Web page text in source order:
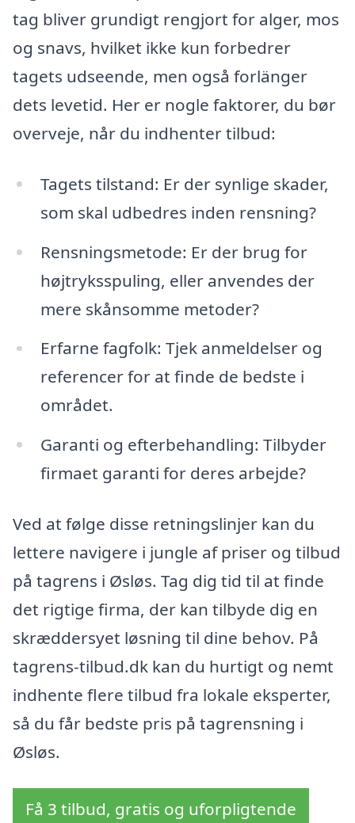
tag bliver grundigt rengjort for alger, mos
og snavs, hvilket ikke kun forbedrer
tagets udseende, men også forlänger
dets levetid. Her er nogle faktorer, du bør
overveje, når du indhenter tilbud:
Tagets tilstand: Er der synlige skader,
som skal udbedres inden rensning?
Rensningsmetode: Er der brug for
højtryksspuling, eller anvendes der
mere skånsomme metoder?
Erfarne fagfolk: Tjek anmeldelser og
referencer for at finde de bedste i
området.
Garanti og efterbehandling: Tilbyder
firmaet garanti for deres arbejde?
Ved at følge disse retningslinjer kan du
lettere navigere i jungle af priser og tilbud
på tagrens i Øsløs. Tag dig tid til at finde
det rigtige firma, der kan tilbyde dig en
skræddersyet løsning til dine behov. På
tagrens-tilbud.dk kan du hurtigt og nemt
indhente flere tilbud fra lokale eksperter,
så du får bedste pris på tagrensning i
Øsløs.
Få 3 tilbud, gratis og uforpligtende